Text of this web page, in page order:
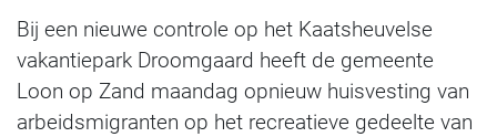
Bij een nieuwe controle op het Kaatsheuvelse
vakantiepark Droomgaard heeft de gemeente
Loon op Zand maandag opnieuw huisvesting van
arbeidsmigranten op het recreatieve gedeelte van